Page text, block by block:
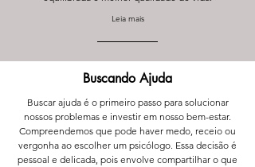
Leia mais
Buscando Ajuda
Buscar ajuda é o primeiro passo para solucionar
nossos problemas e investir em nosso bem-estar.
Compreendemos que pode haver medo, receio ou
vergonha ao escolher um psicólogo. Essa decisão é
pessoal e delicada, pois envolve compartilhar o que